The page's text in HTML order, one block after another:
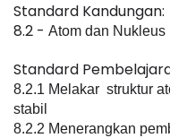
Standard Kandungan:
8.2 - Atom dan Nukleus
Standard
8.2.1 Melakar  struktur
stabil
8.2.2 Menerangkan